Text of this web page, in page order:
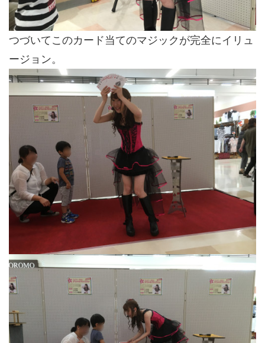
つづいてこのカード当てのマジックが完全にイリュ
ージョン。